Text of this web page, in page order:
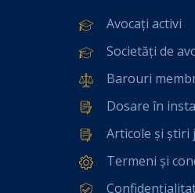
Avocați activi
Societăți de
Barouri
Dosare în
Articole și știri
Termeni și